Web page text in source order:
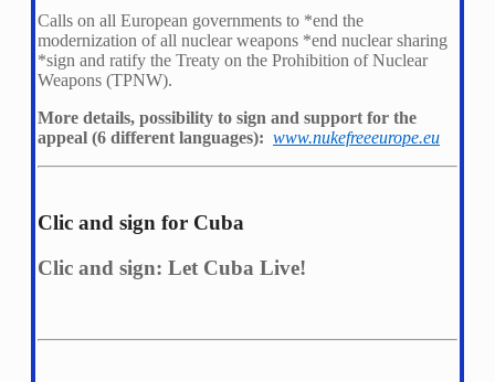
Calls on all European governments to *end the
modernization of all nuclear weapons *end nuclear sharing
*sign and ratify the Treaty on the Prohibition of Nuclear
Weapons (TPNW).
More details, possibility to sign and support for the
appeal (6 different languages): www.nukefreeeurope.eu
Clic and sign for Cuba
Clic and sign: Let Cuba Live!